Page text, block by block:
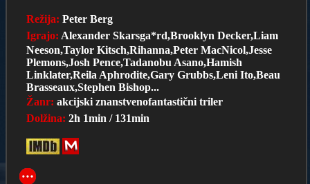
Režija: Peter Berg
Igrajo: Alexander Skarsga*rd,Brooklyn Decker,Liam
Neeson,Taylor Kitsch,Rihanna,Peter MacNicol,Jesse
Plemons,Josh Pence,Tadanobu Asano,Hamish
Linklater,Reila Aphrodite,Gary Grubbs,Leni Ito,Beau
Brasseaux,Stephen Bishop...
Žanr: akcijski znanstvenofantastični triler
Dolžina: 2h 1min / 131min